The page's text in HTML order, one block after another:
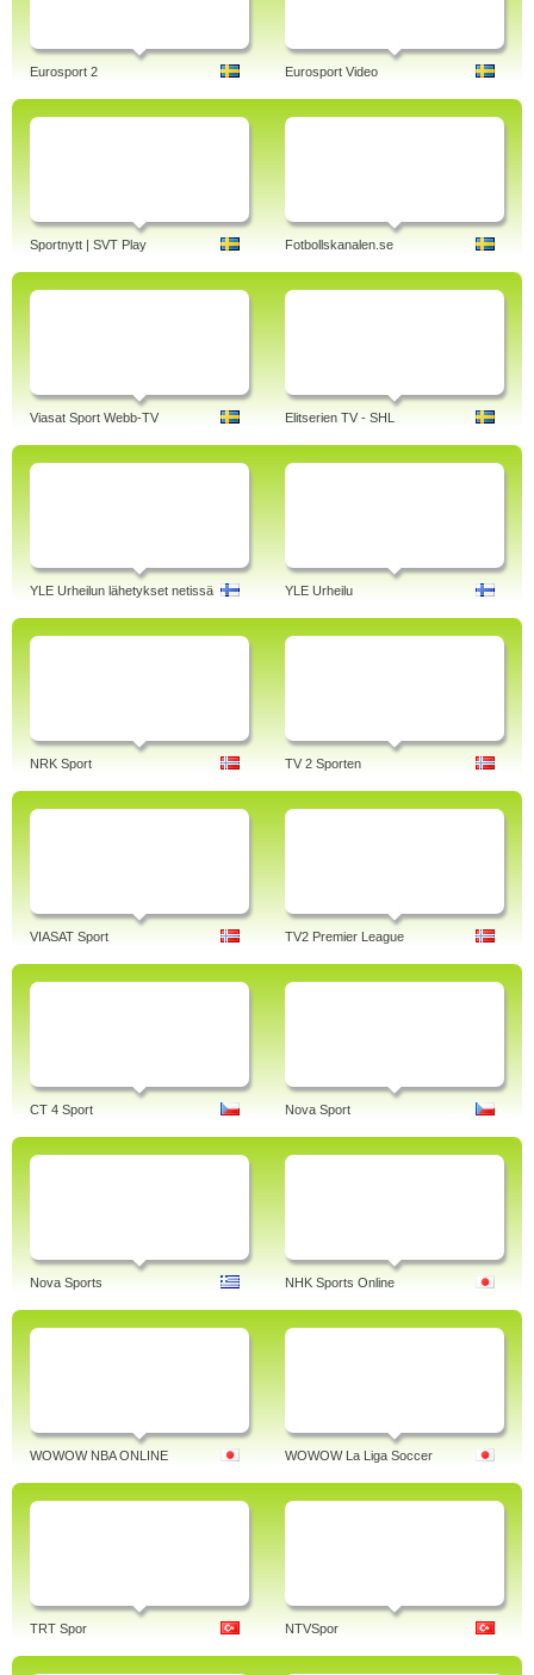
Eurosport 2 Eurosport Video
Sportnytt | SVT Play Fotbollskanalen.se
Viasat Sport Webb-TV Elitserien TV - SHL
YLE Urheilun lähetykset netissä YLE Urheilu
NRK Sport TV 2 Sporten
VIASAT Sport TV2 Premier League
CT 4 Sport Nova Sport
Nova Sports NHK Sports Online
WOWOW NBA ONLINE WOWOW La Liga Soccer
TRT Spor NTVSpor